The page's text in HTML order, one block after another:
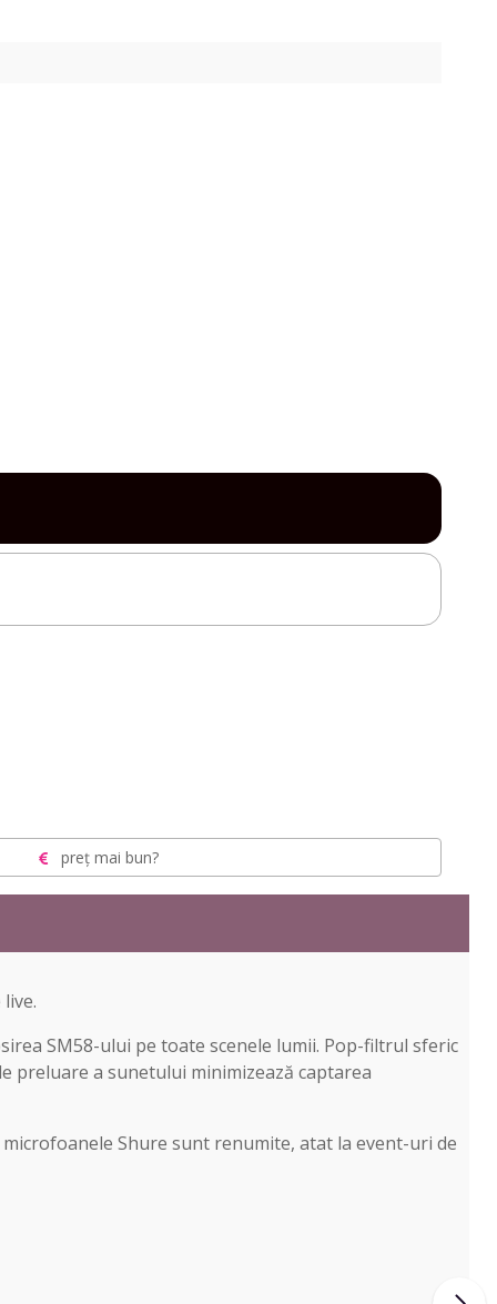
preț mai bun?
SM58-ului pe toate scenele lumii. Pop-filtrul sferic
preluare a sunetului minimizează captarea
Shure sunt renumite, atat la event-uri de